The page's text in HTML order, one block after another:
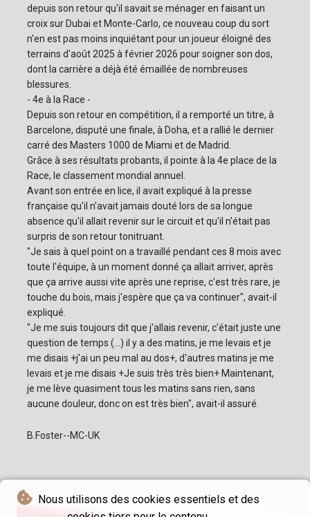
Nous utilisons des cookies essentiels et des
depuis son retour qu'il savait se ménager en faisant un
croix sur Dubai et Monte-Carlo, ce nouveau coup du sort
n'en est pas moins inquiétant pour un joueur éloigné des
terrains d'août 2025 à février 2026 pour soigner son dos,
dont la carrière a déjà été émaillée de nombreuses
blessures.
- 4e à la Race -
Depuis son retour en compétition, il a remporté un titre, à
Barcelone, disputé une finale, à Doha, et a rallié le dernier
carré des Masters 1000 de Miami et de Madrid.
Grâce à ses résultats probants, il pointe à la 4e place de la
Race, le classement mondial annuel.
Avant son entrée en lice, il avait expliqué à la presse
française qu'il n'avait jamais douté lors de sa longue
absence qu'il allait revenir sur le circuit et qu'il n'était pas
surpris de son retour tonitruant.
"Je sais à quel point on a travaillé pendant ces 8 mois avec
toute l'équipe, à un moment donné ça allait arriver, après
que ça arrive aussi vite après une reprise, c'est très rare, je
touche du bois, mais j'espère que ça va continuer", avait-il
expliqué.
"Je me suis toujours dit que j'allais revenir, c'était juste une
question de temps (...) il y a des matins, je me levais et je
me disais +j'ai un peu mal au dos+, d'autres matins je me
levais et je me disais +Je suis très très bien+ Maintenant,
je me lève quasiment tous les matins sans rien, sans
aucune douleur, donc on est très bien", avait-il assuré.
B.Foster--MC-UK